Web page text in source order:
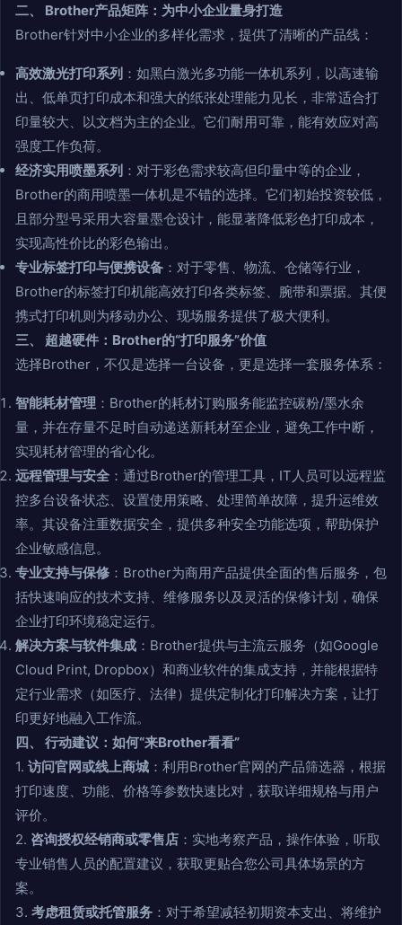
二、 Brother产品矩阵：为中小企业量身打造
Brother针对中小企业的多样化需求，提供了清晰的产品线：
高效激光打印系列 ：如黑白激光多功能一体机系列，以高速输
出、低单页打印成本和强大的纸张处理能力见长，非常适合打
印量较大、以文档为主的企业。它们耐用可靠，能有效应对高
强度工作负荷。
经济实用喷墨系列 ：对于彩色需求较高但印量中等的企业，
Brother的商用喷墨一体机是不错的选择。它们初始投资较低，
且部分型号采用大容量墨仓设计，能显著降低彩色打印成本，
实现高性价比的彩色输出。
专业标签打印与便携设备 ：对于零售、物流、仓储等行业，
Brother的标签打印机能高效打印各类标签、腕带和票据。其便
携式打印机则为移动办公、现场服务提供了极大便利。
三、 超越硬件：Brother的“打印服务”价值
选择Brother，不仅是选择一台设备，更是选择一套服务体系：
智能耗材管理 ：Brother的耗材订购服务能监控碳粉/墨水余
量，并在存量不足时自动递送新耗材至企业，避免工作中断，
实现耗材管理的省心化。
远程管理与安全 ：通过Brother的管理工具，IT人员可以远程监
控多台设备状态、设置使用策略、处理简单故障，提升运维效
率。其设备注重数据安全，提供多种安全功能选项，帮助保护
企业敏感信息。
专业支持与保修 ：Brother为商用产品提供全面的售后服务，包
括快速响应的技术支持、维修服务以及灵活的保修计划，确保
企业打印环境稳定运行。
解决方案与软件集成 ：Brother提供与主流云服务（如Google
Cloud Print, Dropbox）和商业软件的集成支持，并能根据特
定行业需求（如医疗、法律）提供定制化打印解决方案，让打
印更好地融入工作流。
四、 行动建议：如何“来Brother看看”
1. 访问官网或线上商城 ：利用Brother官网的产品筛选器，根据
打印速度、功能、价格等参数快速比对，获取详细规格与用户
评价。
2. 咨询授权经销商或零售店 ：实地考察产品，操作体验，听取
专业销售人员的配置建议，获取更贴合您公司具体场景的方
案。
3. 考虑租赁或托管服务 ：对于希望减轻初期资本支出、将维护